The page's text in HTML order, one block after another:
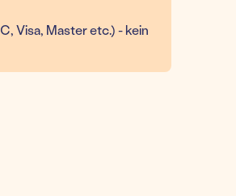
Visa, Master etc.) - kein